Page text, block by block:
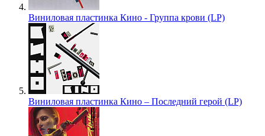
Виниловая пластинка Кино - Группа крови (LP)
Виниловая пластинка Кино – Последний герой (LP)